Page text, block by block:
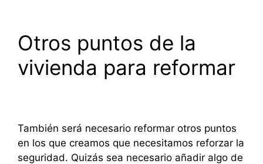
Otros puntos de la
vivienda para reformar
También será necesario reformar otros puntos
en los que creamos que necesitamos reforzar la
seguridad. Quizás sea necesario añadir algo de